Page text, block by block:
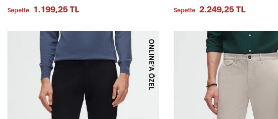
Sepette 1.199,25 TL Sepette 2.249,25 TL